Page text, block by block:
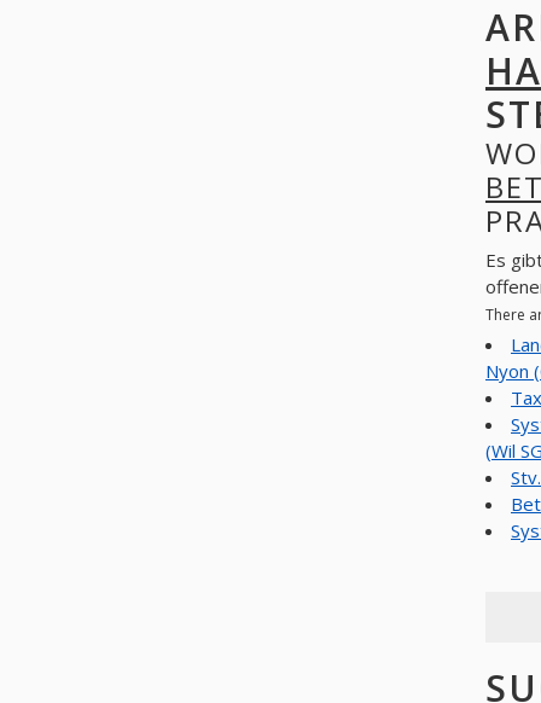
Es
There
Nyon
(Wil